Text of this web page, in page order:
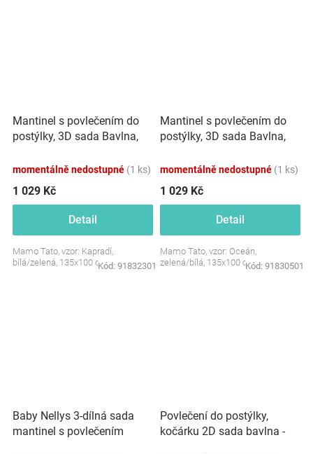
Mantinel s povlečením do
postýlky, 3D sada Bavlna,
135x100 cm
momentálně nedostupné (1 ks)
1 029 Kč
Detail
Mamo Tato, vzor: Kapradí,
bílá/zelená, 135x100 cmKód: 91832301
Mantinel s povlečením do
postýlky, 3D sada Bavlna,
cm
momentálně nedostupné (1 ks)
1 029 Kč
Detail
Mamo Tato, vzor: Oceán,
zelená/bílá, 135x100 cmKód: 91830501
Baby Nellys 3-dílná sada
mantinel s povlečením
Povlečení do postýlky,
kočárku 2D sada bavlna -